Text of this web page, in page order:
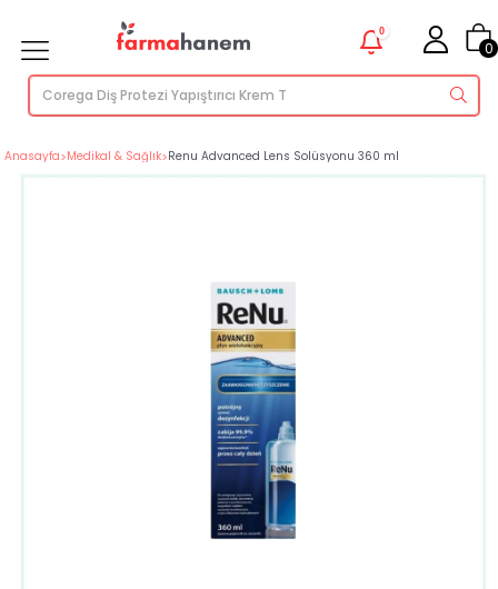
0
0
Anasayfa>Medikal & Sağlık>Renu Advanced Lens Solüsyonu 360 ml